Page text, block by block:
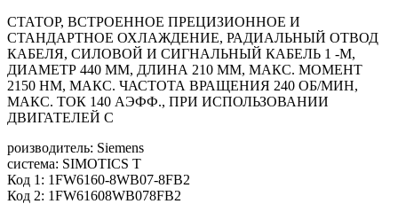
СТАТОР, ВСТРОЕННОЕ ПРЕЦИЗИОННОЕ И
СТАНДАРТНОЕ ОХЛАЖДЕНИЕ, РАДИАЛЬНЫЙ ОТВОД
КАБЕЛЯ, СИЛОВОЙ И СИГНАЛЬНЫЙ КАБЕЛЬ 1 -М,
ДИАМЕТР 440 ММ, ДЛИНА 210 ММ, МАКС. МОМЕНТ
2150 HM, МАКС. ЧАСТОТА ВРАЩЕНИЯ 240 ОБ/МИН,
МАКС. ТОК 140 АЭФФ., ПРИ ИСПОЛЬЗОВАНИИ
ДВИГАТЕЛЕЙ С
роизводитель: Siemens
система: SIMOTICS T
Код 1: 1FW6160-8WB07-8FB2
Код 2: 1FW61608WB078FB2